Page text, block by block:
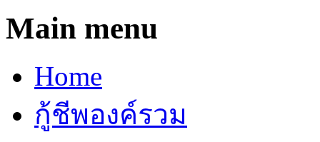
Main menu
Home
กู้ชีพองค์รวม